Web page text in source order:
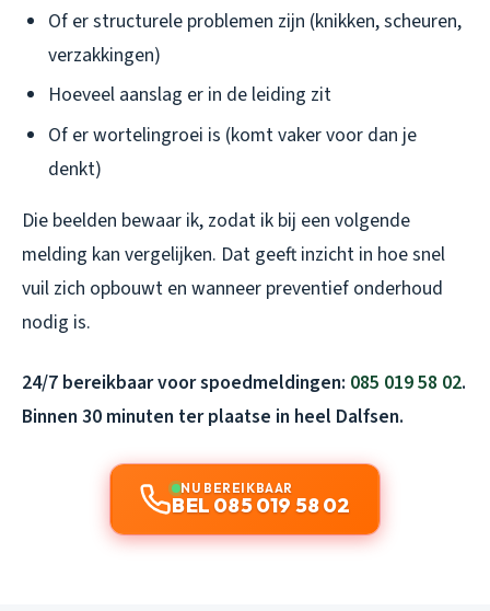
Of er structurele problemen zijn (knikken, scheuren,
verzakkingen)
Hoeveel aanslag er in de leiding zit
Of er wortelingroei is (komt vaker voor dan je
denkt)
Die beelden bewaar ik, zodat ik bij een volgende
melding kan vergelijken. Dat geeft inzicht in hoe snel
vuil zich opbouwt en wanneer preventief onderhoud
nodig is.
24/7 bereikbaar voor spoedmeldingen: 085 019 58 02.
Binnen 30 minuten ter plaatse in heel Dalfsen.
NU BEREIKBAAR
BEL 085 019 58 02